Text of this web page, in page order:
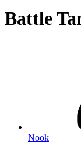
Battle
Nook